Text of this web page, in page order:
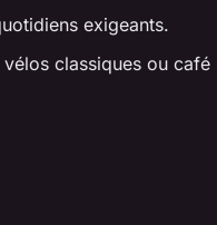
exigeants.
classiques ou café